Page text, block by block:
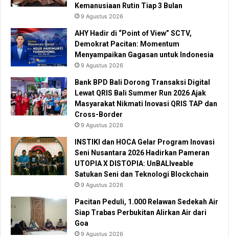
Kemanusiaan Rutin Tiap 3 Bulan
9 Agustus 2026
AHY Hadir di “Point of View” SCTV,
Demokrat Pacitan: Momentum
Menyampaikan Gagasan untuk Indonesia
9 Agustus 2026
Bank BPD Bali Dorong Transaksi Digital
Lewat QRIS Bali Summer Run 2026 Ajak
Masyarakat Nikmati Inovasi QRIS TAP dan
Cross-Border
9 Agustus 2026
INSTIKI dan HOCA Gelar Program Inovasi
Seni Nusantara 2026 Hadirkan Pameran
UTOPIA X DISTOPIA: UnBALIveable
Satukan Seni dan Teknologi Blockchain
9 Agustus 2026
Pacitan Peduli, 1.000 Relawan Sedekah Air
Siap Trabas Perbukitan Alirkan Air dari
Goa
9 Agustus 2026